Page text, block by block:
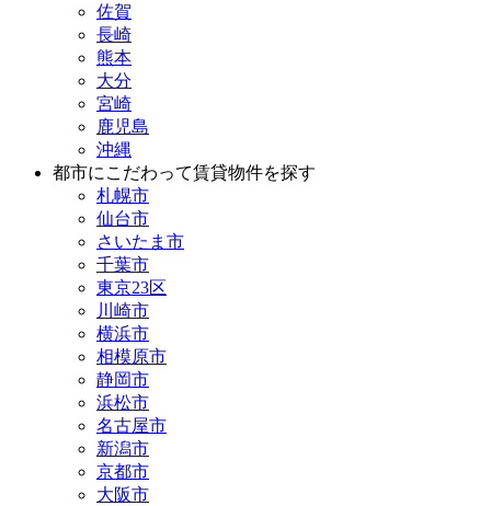
佐賀
長崎
熊本
大分
宮崎
鹿児島
沖縄
都市にこだわって賃貸物件を探す
札幌市
仙台市
さいたま市
千葉市
東京23区
川崎市
横浜市
相模原市
静岡市
浜松市
名古屋市
新潟市
京都市
大阪市